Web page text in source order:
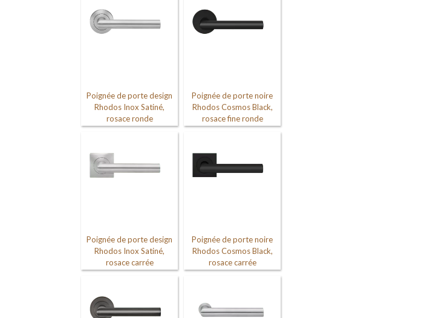
Poignée de porte design
Rhodos Inox Satiné,
rosace ronde
Poignée de porte noire
Rhodos Cosmos Black,
rosace fine ronde
Poignée de porte design
Rhodos Inox Satiné,
rosace carrée
Poignée de porte noire
Rhodos Cosmos Black,
rosace carrée